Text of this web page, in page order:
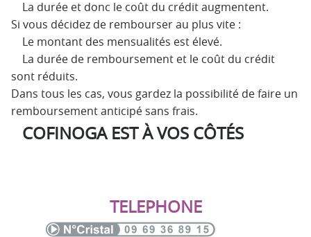
La durée et donc le coût du crédit augmentent.
Si vous décidez de rembourser au plus vite :
Le montant des mensualités est élevé.
La durée de remboursement et le coût du crédit
sont réduits.
Dans tous les cas, vous gardez la possibilité de faire un
remboursement anticipé sans frais.
COFINOGA EST À VOS CÔTÉS
TELEPHONE